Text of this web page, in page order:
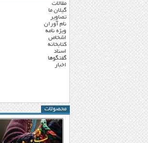
مقالات
گیلان ما
تصاویر
نام آوران
ویژه نامه
اشخاص
کتابخانه
اسناد
گفتگوها
اخبار
محصولات